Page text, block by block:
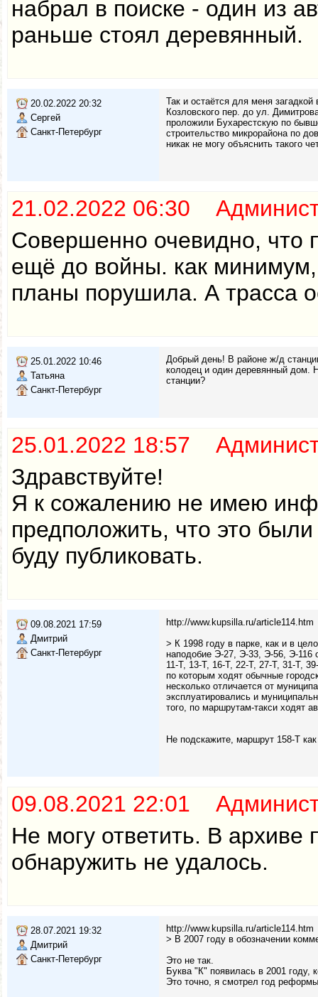
набрал в поиске - один из
раньше стоял деревянный.
20.02.2022 20:32
Сергей
Санкт-Петербург
Так и остаётся для меня
Козловского пер. до ул.
проложили Бухарестскую по
строительство микрорайона по
никак не могу объяснить такого
21.02.2022 06:30
Совершенно очевидно, что
ещё до войны. как минимум,
планы порушила. А трасса
25.01.2022 10:46
Татьяна
Санкт-Петербург
Добрый день! В районе ж/д
колодец и один деревянный дом.
станции?
25.01.2022 18:57
Здравствуйте!
Я к сожалению не имею
предположить, что это
буду публиковать.
09.08.2021 17:59
Дмитрий
Санкт-Петербург
http://www.kupsilla.ru/article114.htm
> К 1998 году в парке, как и в
наподобие Э-27, Э-33, Э-56, Э-116
11-Т, 13-Т, 16-Т, 22-Т, 27-Т, 31-Т,
по которым ходят обычные
несколько отличается от
эксплуатировались и
того, по маршрутам-такси ходят
Не подскажите, маршрут 158-Т
09.08.2021 22:01
Не могу ответить. В
обнаружить не удалось.
28.07.2021 19:32
Дмитрий
Санкт-Петербург
http://www.kupsilla.ru/article114.htm
> В 2007 году в обозначении
Это не так.
Буква "К" появилась в 2001 году,
Это точно, я смотрел год